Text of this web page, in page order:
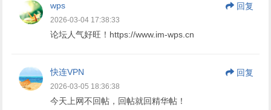
wps 回复
2026-03-04 17:38:33
论坛人气好旺！https://www.im-wps.cn
快连VPN 回复
2026-03-05 18:36:38
今天上网不回帖，回帖就回精华帖！